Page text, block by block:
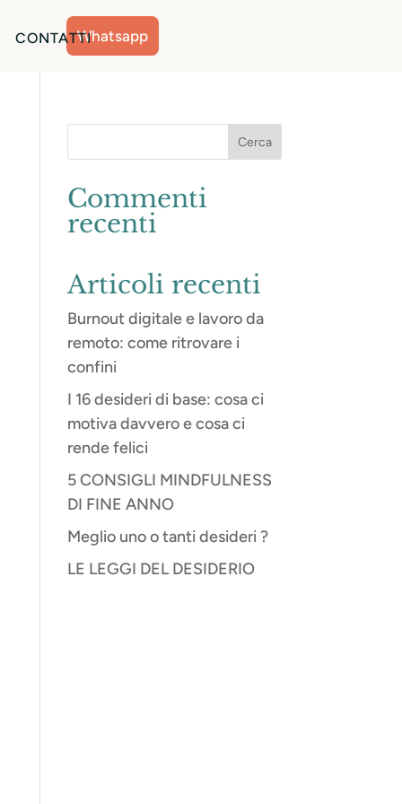
CONTATTIWhatsapp
Commenti
recenti
Articoli recenti
Burnout digitale e lavoro da
remoto: come ritrovare i
confini
I 16 desideri di base: cosa ci
motiva davvero e cosa ci
rende felici
5 CONSIGLI MINDFULNESS
DI FINE ANNO
Meglio uno o tanti desideri ?
LE LEGGI DEL DESIDERIO